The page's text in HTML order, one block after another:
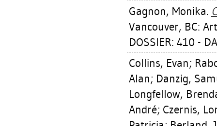
Gagnon, Monika.
Vancouver, BC:
DOSSIER: 410 -
Collins, Evan;
Alan; Danzig,
Longfellow,
André; Czernis,